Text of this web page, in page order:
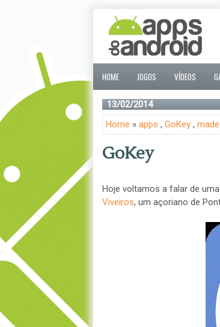
HOME JOGOS VÍDEOS
13/02/2014
Home » apps , GoKey,
GoKey
Hoje voltamos a falar de
Viveiros, um açoriano de